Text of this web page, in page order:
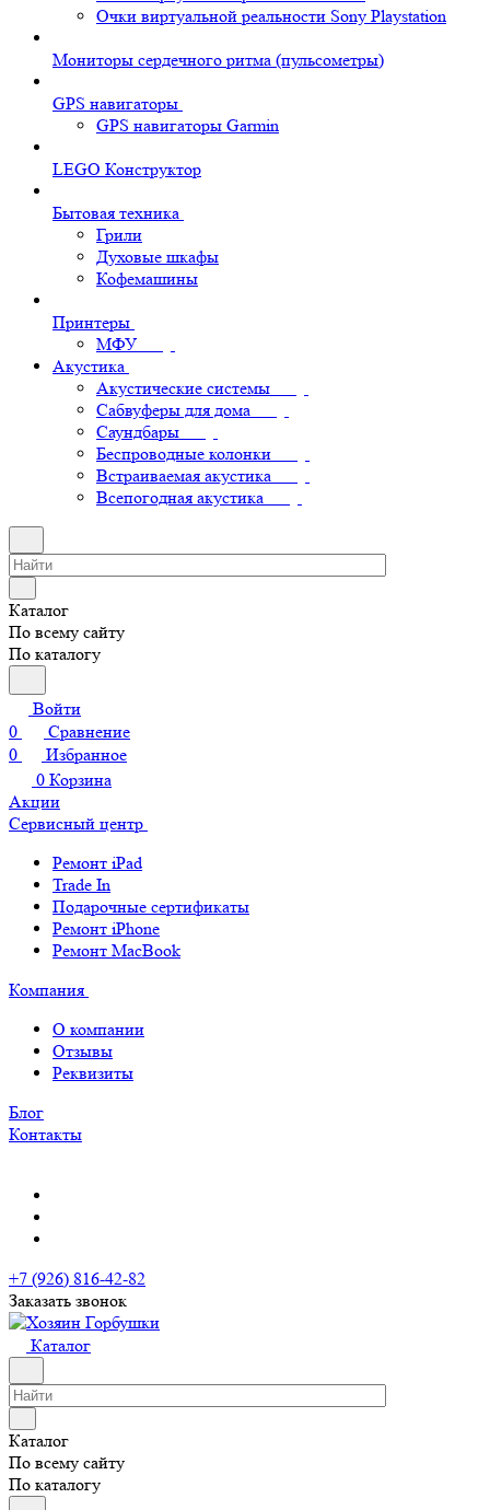
Очки виртуальной реальности Sony Playstation
Мониторы сердечного ритма (пульсометры)
GPS навигаторы
GPS навигаторы Garmin
LEGO Конструктор
Бытовая техника
Грили
Духовые шкафы
Кофемашины
Принтеры
МФУ
Акустика
Акустические системы
Сабвуферы для дома
Саундбары
Беспроводные колонки
Встраиваемая акустика
Всепогодная акустика
Каталог
По всему сайту
По каталогу
Войти
0
Сравнение
0
Избранное
0 Корзина
Акции
Сервисный центр
Ремонт iPad
Trade In
Подарочные сертификаты
Ремонт iPhone
Ремонт MacBook
Компания
О компании
Отзывы
Реквизиты
Блог
Контакты
+7 (926) 816-42-82
Заказать звонок
Каталог
Каталог
По всему сайту
По каталогу